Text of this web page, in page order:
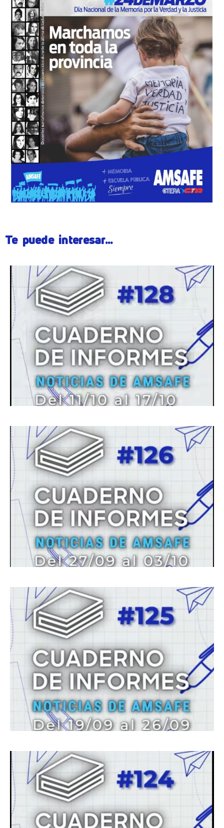
Te puede interesar...